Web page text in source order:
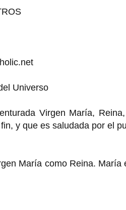
Universo
Virgen María,
y que es saludada por el
María como Reina. María